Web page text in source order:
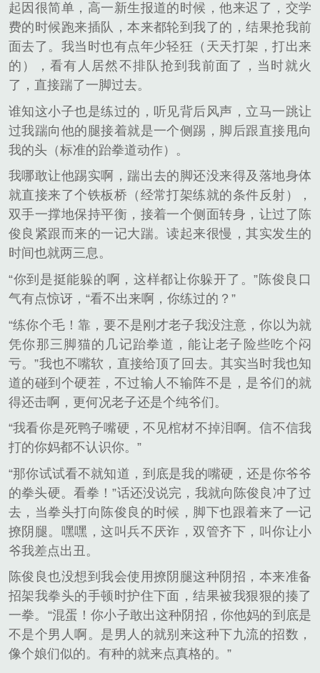
起因很简单，高一新生报道的时候，他来迟了，交学
费的时候跑来插队，本来都轮到我了的，结果抢我前
面去了。我当时也有点年少轻狂（天天打架，打出来
的），看有人居然不排队抢到我前面了，当时就火
了，直接踹了一脚过去。
谁知这小子也是练过的，听见背后风声，立马一跳让
过我踹向他的腿接着就是一个侧踢，脚后跟直接甩向
我的头（标准的跆拳道动作）。
我哪敢让他踢实啊，踹出去的脚还没来得及落地身体
就直接来了个铁板桥（经常打架练就的条件反射），
双手一撑地保持平衡，接着一个侧面转身，让过了陈
俊良紧跟而来的一记大踹。读起来很慢，其实发生的
时间也就两三息。
“你到是挺能躲的啊，这样都让你躲开了。”陈俊良口
气有点惊讶，“看不出来啊，你练过的？”
“练你个毛！靠，要不是刚才老子我没注意，你以为就
凭你那三脚猫的几记跆拳道，能让老子险些吃个闷
亏。”我也不嘴软，直接给顶了回去。其实当时我也知
道的碰到个硬茬，不过输人不输阵不是，是爷们的就
得还击啊，更何况老子还是个纯爷们。
“我看你是死鸭子嘴硬，不见棺材不掉泪啊。信不信我
打的你妈都不认识你。”
“那你试试看不就知道，到底是我的嘴硬，还是你爷爷
的拳头硬。看拳！”话还没说完，我就向陈俊良冲了过
去，当拳头打向陈俊良的时候，脚下也跟着来了一记
撩阴腿。嘿嘿，这叫兵不厌诈，双管齐下，叫你让小
爷我差点出丑。
陈俊良也没想到我会使用撩阴腿这种阴招，本来准备
招架我拳头的手顿时护住下面，结果被我狠狠的揍了
一拳。“混蛋！你小子敢出这种阴招，你他妈的到底是
不是个男人啊。是男人的就别来这种下九流的招数，
像个娘们似的。有种的就来点真格的。”